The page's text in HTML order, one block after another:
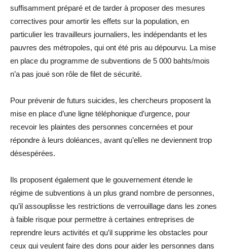
suffisamment préparé et de tarder à proposer des mesures
correctives pour amortir les effets sur la population, en
particulier les travailleurs journaliers, les indépendants et les
pauvres des métropoles, qui ont été pris au dépourvu. La mise
en place du programme de subventions de 5 000 bahts/mois
n’a pas joué son rôle de filet de sécurité.
Pour prévenir de futurs suicides, les chercheurs proposent la
mise en place d’une ligne téléphonique d’urgence, pour
recevoir les plaintes des personnes concernées et pour
répondre à leurs doléances, avant qu’elles ne deviennent trop
désespérées.
Ils proposent également que le gouvernement étende le
régime de subventions à un plus grand nombre de personnes,
qu’il assouplisse les restrictions de verrouillage dans les zones
à faible risque pour permettre à certaines entreprises de
reprendre leurs activités et qu’il supprime les obstacles pour
ceux qui veulent faire des dons pour aider les personnes dans